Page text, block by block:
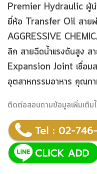
Premier Hydraulic ผู้น
ยี่ห้อ Transfer Oil สา
AGGRESSIVE
ลิค สายฉีดน้ำแรงดันสูง ส
Expansion Joint เชื่อม
อุตสาหกรรมอาหาร คุณภ
ติดต่อสอบถามข้อมูลเพิ่มเติม